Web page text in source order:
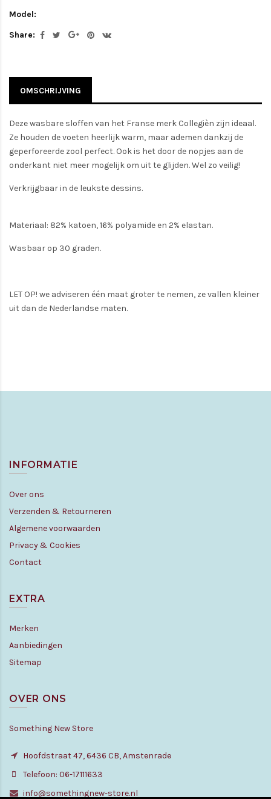
Model:
Share:
OMSCHRIJVING
Deze wasbare sloffen van het Franse merk Collegièn zijn ideaal.
Ze houden de voeten heerlijk warm, maar ademen dankzij de
geperforeerde zool perfect. Ook is het door de nopjes aan de
onderkant niet meer mogelijk om uit te glijden. Wel zo veilig!
Verkrijgbaar in de leukste dessins.
Materiaal: 82% katoen, 16% polyamide en 2% elastan.
Wasbaar op 30 graden.
LET OP! we adviseren één maat groter te nemen, ze vallen kleiner
uit dan de Nederlandse maten.
INFORMATIE
Over ons
Verzenden & Retourneren
Algemene voorwaarden
Privacy & Cookies
Contact
EXTRA
Merken
Aanbiedingen
Sitemap
OVER ONS
Something New Store
Hoofdstraat 47, 6436 CB, Amstenrade
Telefoon: 06-17111633
info@somethingnew-store.nl